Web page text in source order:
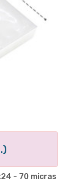
- 70 micras